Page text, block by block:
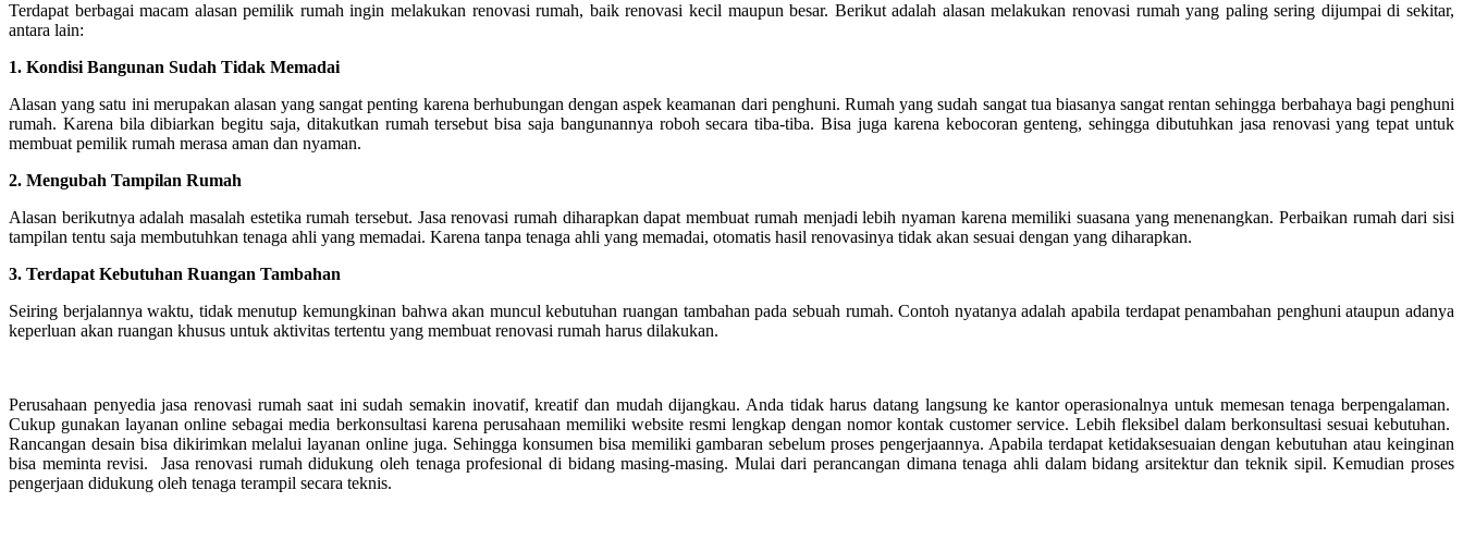
Terdapat berbagai macam alasan pemilik rumah ingin melakukan renovasi rumah, baik renovasi kecil maupun besar. Berikut adalah alasan melakukan renovasi rumah yang paling sering dijumpai di sekitar,
antara lain:
1. Kondisi Bangunan Sudah Tidak Memadai
Alasan yang satu ini merupakan alasan yang sangat penting karena berhubungan dengan aspek keamanan dari penghuni. Rumah yang sudah sangat tua biasanya sangat rentan sehingga berbahaya bagi penghuni
rumah. Karena bila dibiarkan begitu saja, ditakutkan rumah tersebut bisa saja bangunannya roboh secara tiba-tiba. Bisa juga karena kebocoran genteng, sehingga dibutuhkan jasa renovasi yang tepat untuk
membuat pemilik rumah merasa aman dan nyaman.
2. Mengubah Tampilan Rumah
Alasan berikutnya adalah masalah estetika rumah tersebut. Jasa renovasi rumah diharapkan dapat membuat rumah menjadi lebih nyaman karena memiliki suasana yang menenangkan. Perbaikan rumah dari sisi
tampilan tentu saja membutuhkan tenaga ahli yang memadai. Karena tanpa tenaga ahli yang memadai, otomatis hasil renovasinya tidak akan sesuai dengan yang diharapkan.
3. Terdapat Kebutuhan Ruangan Tambahan
Seiring berjalannya waktu, tidak menutup kemungkinan bahwa akan muncul kebutuhan ruangan tambahan pada sebuah rumah. Contoh nyatanya adalah apabila terdapat penambahan penghuni ataupun adanya
keperluan akan ruangan khusus untuk aktivitas tertentu yang membuat renovasi rumah harus dilakukan.
Perusahaan penyedia jasa renovasi rumah saat ini sudah semakin inovatif, kreatif dan mudah dijangkau. Anda tidak harus datang langsung ke kantor operasionalnya untuk memesan tenaga berpengalaman.
Cukup gunakan layanan online sebagai media berkonsultasi karena perusahaan memiliki website resmi lengkap dengan nomor kontak customer service. Lebih fleksibel dalam berkonsultasi sesuai kebutuhan.
Rancangan desain bisa dikirimkan melalui layanan online juga. Sehingga konsumen bisa memiliki gambaran sebelum proses pengerjaannya. Apabila terdapat ketidaksesuaian dengan kebutuhan atau keinginan
bisa meminta revisi. Jasa renovasi rumah didukung oleh tenaga profesional di bidang masing-masing. Mulai dari perancangan dimana tenaga ahli dalam bidang arsitektur dan teknik sipil. Kemudian proses
pengerjaan didukung oleh tenaga terampil secara teknis.